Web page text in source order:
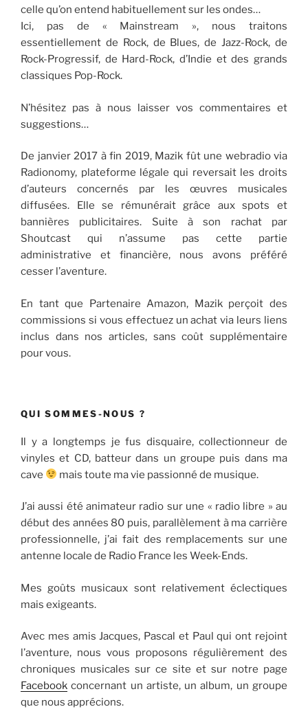
celle qu’on entend habituellement sur les ondes…
Ici, pas de « Mainstream », nous traitons
essentiellement de Rock, de Blues, de Jazz-Rock, de
Rock-Progressif, de Hard-Rock, d’Indie et des grands
classiques Pop-Rock.
N’hésitez pas à nous laisser vos commentaires et
suggestions…
De janvier 2017 à fin 2019, Mazik fût une webradio via
Radionomy, plateforme légale qui reversait les droits
d’auteurs concernés par les œuvres musicales
diffusées. Elle se rémunérait grâce aux spots et
bannières publicitaires. Suite à son rachat par
Shoutcast qui n’assume pas cette partie
administrative et financière, nous avons préféré
cesser l’aventure.
En tant que Partenaire Amazon, Mazik perçoit des
commissions si vous effectuez un achat via leurs liens
inclus dans nos articles, sans coût supplémentaire
pour vous.
QUI SOMMES-NOUS ?
Il y a longtemps je fus disquaire, collectionneur de
vinyles et CD, batteur dans un groupe puis dans ma
cave
mais toute ma vie passionné de musique.
J’ai aussi été animateur radio sur une « radio libre » au
début des années 80 puis, parallèlement à ma carrière
professionnelle, j’ai fait des remplacements sur une
antenne locale de Radio France les Week-Ends.
Mes goûts musicaux sont relativement éclectiques
mais exigeants.
Avec mes amis Jacques, Pascal et Paul qui ont rejoint
l’aventure, nous vous proposons régulièrement des
chroniques musicales sur ce site et sur notre page
Facebook concernant un artiste, un album, un groupe
que nous apprécions.